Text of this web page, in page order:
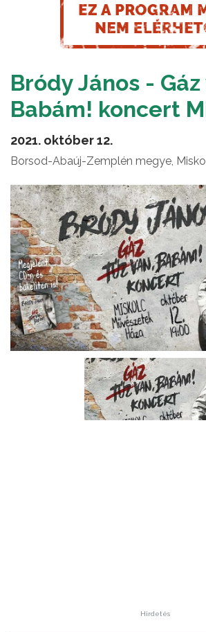
Bródy János - Gáz
Babám! koncert
2021. október 12.
Borsod-Abaúj-Zemplén megye,
Hirdetés